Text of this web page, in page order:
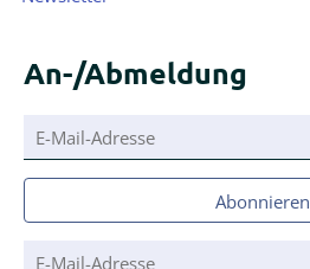
An-/Abmeldung
E-
Mail-
Adresse
Abonnieren
E-